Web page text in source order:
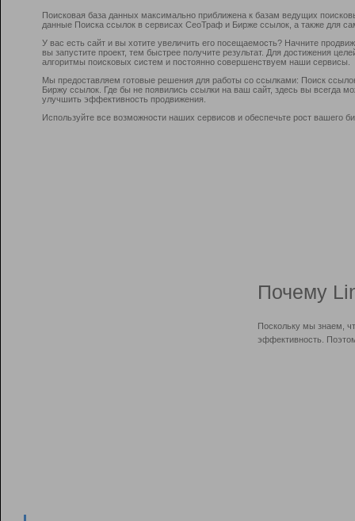
Поисковая база данных максимально приближена к базам ведущих
данные Поиска ссылок в сервисах СеоТраф и Бирже ссылок, а также для
У вас есть сайт и вы хотите увеличить его посещаемость? Начните
вы запустите проект, тем быстрее получите результат. Для достижения
алгоритмы поисковых систем и постоянно совершенствуем наши сервисы.
Мы предоставляем готовые решения для работы со ссылками: Поиск
Биржу ссылок. Где бы не появились ссылки на ваш сайт, здесь вы всегда
улучшить эффективность продвижения.
Используйте все возможности наших сервисов и обеспечьте рост вашего
Почему
Поскольку мы знаем,
эффективность.